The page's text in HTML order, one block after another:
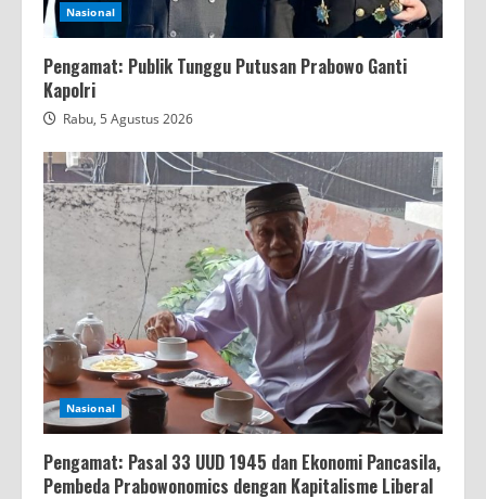
Nasional
Pengamat: Publik Tunggu Putusan Prabowo Ganti
Kapolri
Rabu, 5 Agustus 2026
Nasional
Pengamat: Pasal 33 UUD 1945 dan Ekonomi Pancasila,
Pembeda Prabowonomics dengan Kapitalisme Liberal